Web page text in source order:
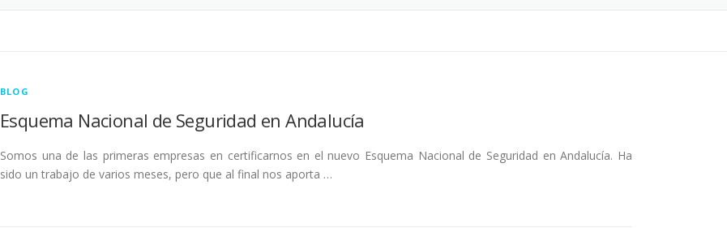
BLOG
Esquema Nacional de Seguridad en Andalucía
Somos una de las primeras empresas en certificarnos en el nuevo Esquema Nacional de Seguridad en Andalucía. Ha
sido un trabajo de varios meses, pero que al final nos aporta …